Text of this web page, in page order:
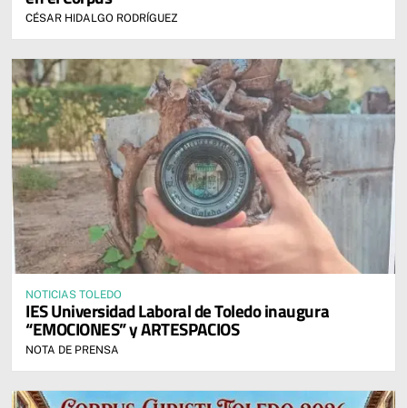
CÉSAR HIDALGO RODRÍGUEZ
NOTICIAS TOLEDO
IES Universidad Laboral de Toledo inaugura
“EMOCIONES” y ARTESPACIOS
NOTA DE PRENSA